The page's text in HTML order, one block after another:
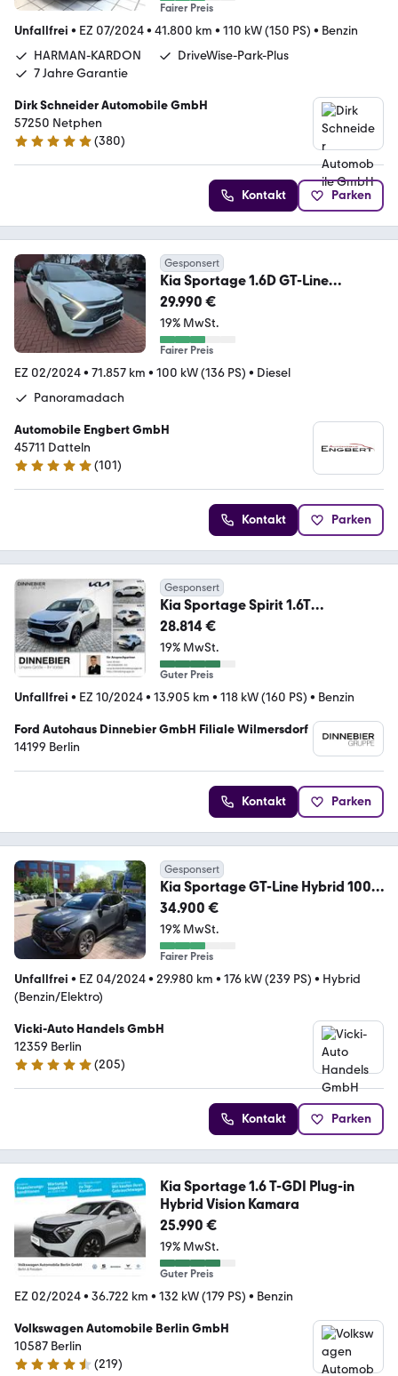
Fairer Preis
Unfallfrei • EZ 07/2024• 41.800 km • 110 kW (150 PS) • Benzin
HARMAN-KARDON
DriveWise-Park-Plus
7 Jahre Garantie
Dirk Schneider Automobile GmbH
57250 Netphen
5 Sterne
(380)
Kontakt Parken
Gesponsert
Kia Sportage 1.6D GT-Line
AWD*Panorama*Leder*AWR*
29.990 €
19% MwSt.
Fairer Preis
EZ 02/2024• 71.857 km • 100 kW (136 PS) • Diesel
Panoramadach
Automobile Engbert GmbH
45711 Datteln
4.9 Sterne
(101)
Kontakt Parken
Gesponsert
Kia Sportage Spirit 1.6T
LED+360°Kamera+Navi+AHK
28.814 €
19% MwSt.
Guter Preis
Unfallfrei • EZ 10/2024• 13.905 km • 118 kW (160 PS) • Benzin
Ford Autohaus Dinnebier GmbH Filiale Wilmersdorf
14199 Berlin
Kontakt Parken
Gesponsert
Kia Sportage GT-Line Hybrid 100 %
Autom., Leder
34.900 €
19% MwSt.
Fairer Preis
Unfallfrei • EZ 04/2024• 29.980 km • 176 kW (239 PS) • Hybrid
(Benzin/Elektro)
Vicki-Auto Handels GmbH
12359 Berlin
4.9 Sterne
(205)
Kontakt Parken
Kia Sportage 1.6 T-GDI Plug-in
Hybrid Vision Kamara
25.990 €
19% MwSt.
Guter Preis
EZ 02/2024• 36.722 km • 132 kW (179 PS) • Benzin
Volkswagen Automobile Berlin GmbH
10587 Berlin
4.6 Sterne
(219)